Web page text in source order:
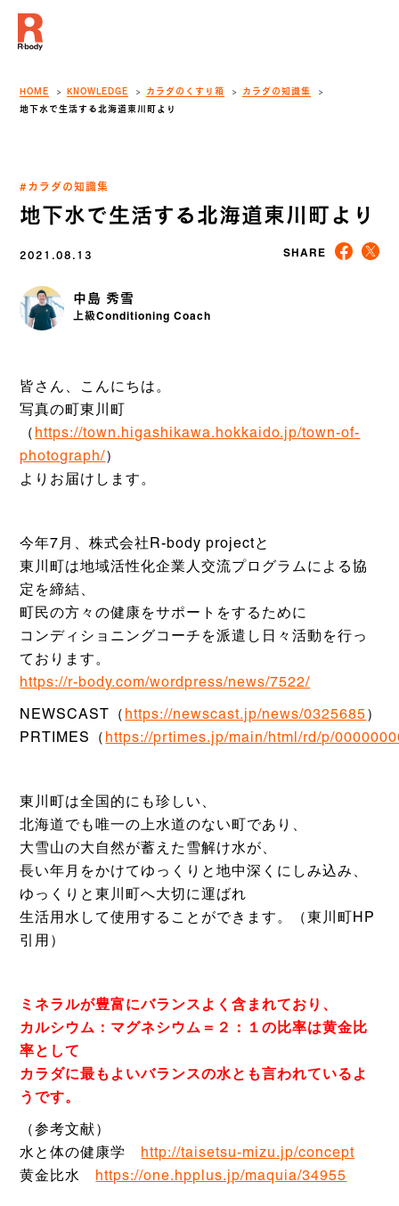
HOME KNOWLEDGE カラダのくすり箱
カラダの知識集
地下水で生活する北海道東川町より
#カラダの知識集
地下水で生活する北海道東川町より
2021.08.13 SHARE
中島 秀雪
上級Conditioning Coach
皆さん、こんにちは。
写真の町東川町
（ https://town.higashikawa.hokkaido.jp/town-of-
photograph/ ）
よりお届けします。
今年7月、株式会社R-body projectと
東川町は地域活性化企業人交流プログラムによる協
定を締結、
町民の方々の健康をサポートをするために
コンディショニングコーチを派遣し日々活動を行っ
ております。
https://r-body.com/wordpress/news/7522/
NEWSCAST（ https://newscast.jp/news/0325685 ）
PRTIMES（ https://prtimes.jp/main/html/rd/p/
東川町は全国的にも珍しい、
北海道でも唯一の上水道のない町であり、
大雪山の大自然が蓄えた雪解け水が、
長い年月をかけてゆっくりと地中深くにしみ込み、
ゆっくりと東川町へ大切に運ばれ
生活用水して使用することができます。（東川町HP
引用）
ミネラルが豊富にバランスよく含まれており、
カルシウム：マグネシウム＝２：１の比率は黄金比
率として
カラダに最もよいバランスの水とも言われているよ
うです。
（参考文献）
水と体の健康学
http://taisetsu-mizu.jp/concept
黄金比水
https://one.hpplus.jp/maquia/34955